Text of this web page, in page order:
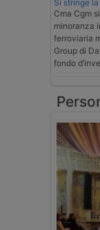
Si stringe
Cma Cgm
minoranza
ferroviaria
Group di
fondo